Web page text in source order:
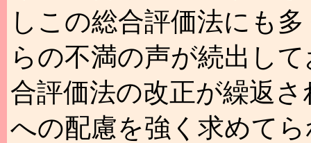
しこの総合評価法にも
らの不満の声が続出し
合評価法の改正が繰返
への配慮を強く求めて